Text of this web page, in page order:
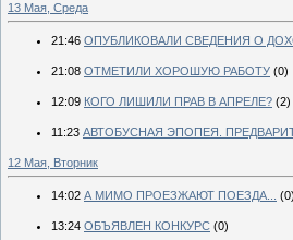
13 Мая, Среда
21:46 ОПУБЛИКОВАЛИ СВЕДЕНИЯ О
21:08 ОТМЕТИЛИ ХОРОШУЮ РАБОТУ (0)
12:09 КОГО ЛИШИЛИ ПРАВ В АПРЕЛЕ? (2)
11:23 АВТОБУСНАЯ ЭПОПЕЯ.
12 Мая, Вторник
14:02 А МИМО ПРОЕЗЖАЮТ ПОЕЗДА... (0)
13:24 ОБЪЯВЛЕН КОНКУРС (0)